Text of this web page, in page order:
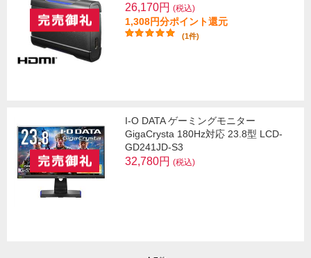
26,170円 (税込)
1,308円分ポイント還元
(1件)
I-O DATA ゲーミングモニター
GigaCrysta 180Hz対応 23.8型 LCD-
GD241JD-S3
32,780円 (税込)